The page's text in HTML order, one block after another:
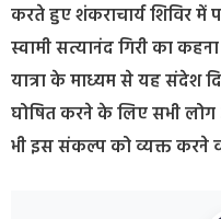
करते हुए शंकराचार्य शिविर में
स्वामी सत्यानंद गिरी का
यात्रा के माध्यम से यह संदेश
घोषित करने के लिए सभी लोग
भी इस संकल्प को व्यक्त करने